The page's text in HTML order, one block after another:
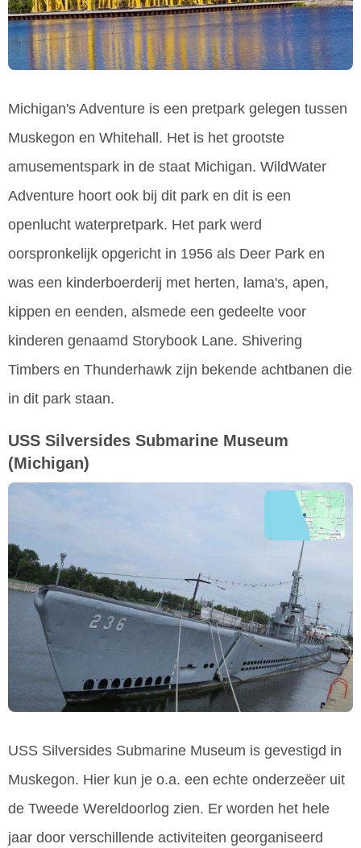
Michigan's Adventure is een pretpark gelegen tussen
Muskegon en Whitehall. Het is het grootste
amusementspark in de staat Michigan. WildWater
Adventure hoort ook bij dit park en dit is een
openlucht waterpretpark. Het park werd
oorspronkelijk opgericht in 1956 als Deer Park en
was een kinderboerderij met herten, lama's, apen,
kippen en eenden, alsmede een gedeelte voor
kinderen genaamd Storybook Lane. Shivering
Timbers en Thunderhawk zijn bekende achtbanen die
in dit park staan.
USS Silversides Submarine Museum
(Michigan)
USS Silversides Submarine Museum is gevestigd in
Muskegon. Hier kun je o.a. een echte onderzeëer uit
de Tweede Wereldoorlog zien. Er worden het hele
jaar door verschillende activiteiten georganiseerd